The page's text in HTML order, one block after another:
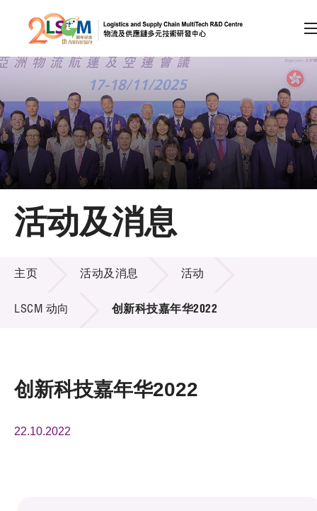
跳到内容（按回车键）
会员登录
A A EN 繁 简
主页
关于LSCM
技术商品化
项目及资助计划
活动及消息
活动及消息
活动及消息
主页 活动及消息 活动
LSCM 动向 创新科技嘉年华2022
创新科技嘉年华2022
22.10.2022